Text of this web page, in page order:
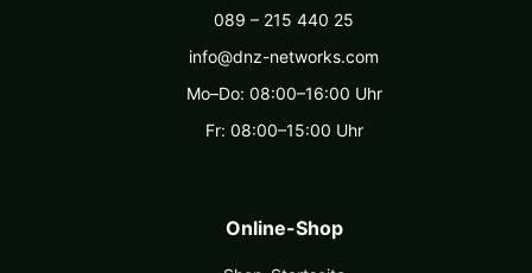
089 – 215 440 25
info@dnz-networks.com
Mo–Do: 08:00–16:00 Uhr
Fr: 08:00–15:00 Uhr
Online-Shop